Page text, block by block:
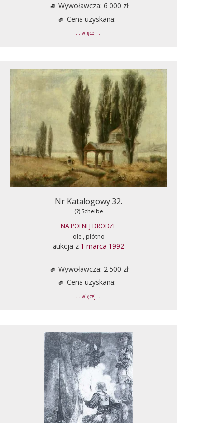
Wywoławcza: 6 000 zł
Cena uzyskana: -
... więcej ...
Nr Katalogowy 32.
(?) Scheibe
NA POLNEJ DRODZE
olej, płótno
aukcja z 1 marca 1992
Wywoławcza: 2 500 zł
Cena uzyskana: -
... więcej ...